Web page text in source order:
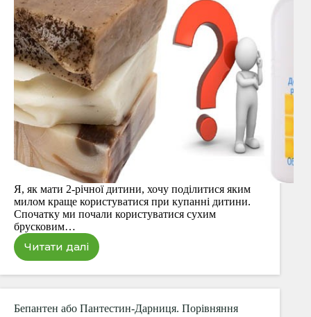
Я, як мати 2-річної дитини, хочу поділитися яким
милом краще користуватися при купанні дитини.
Спочатку ми почали користуватися сухим
брусковим…
Читати далі
Мило
дитини
–
рідке
Бепантен або Пантестин-Дарниця. Порівняння